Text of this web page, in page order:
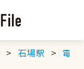
石場駅 電話